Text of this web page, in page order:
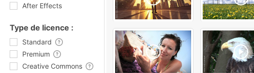
After Effects
Type de licence :
Standard
Premium
Creative Commons